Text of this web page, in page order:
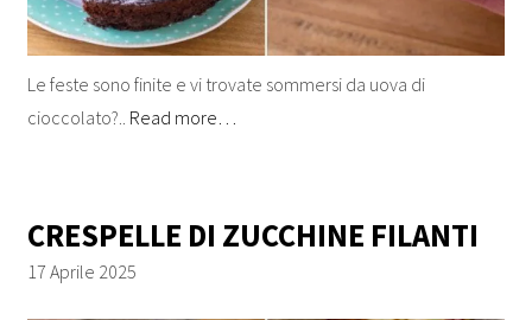
Le feste sono finite e vi trovate sommersi da uova di
cioccolato?.. Read more…
CRESPELLE DI ZUCCHINE FILANTI
17 Aprile 2025